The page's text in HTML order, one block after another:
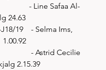
- Line Safaa Al-
24.63
19    - Selma Ims,
1.00.92
- Astrid Cecilie
2.15.39